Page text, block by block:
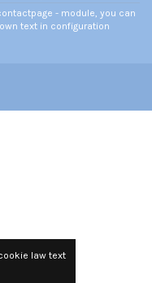
- module, you can
text in configuration
law text